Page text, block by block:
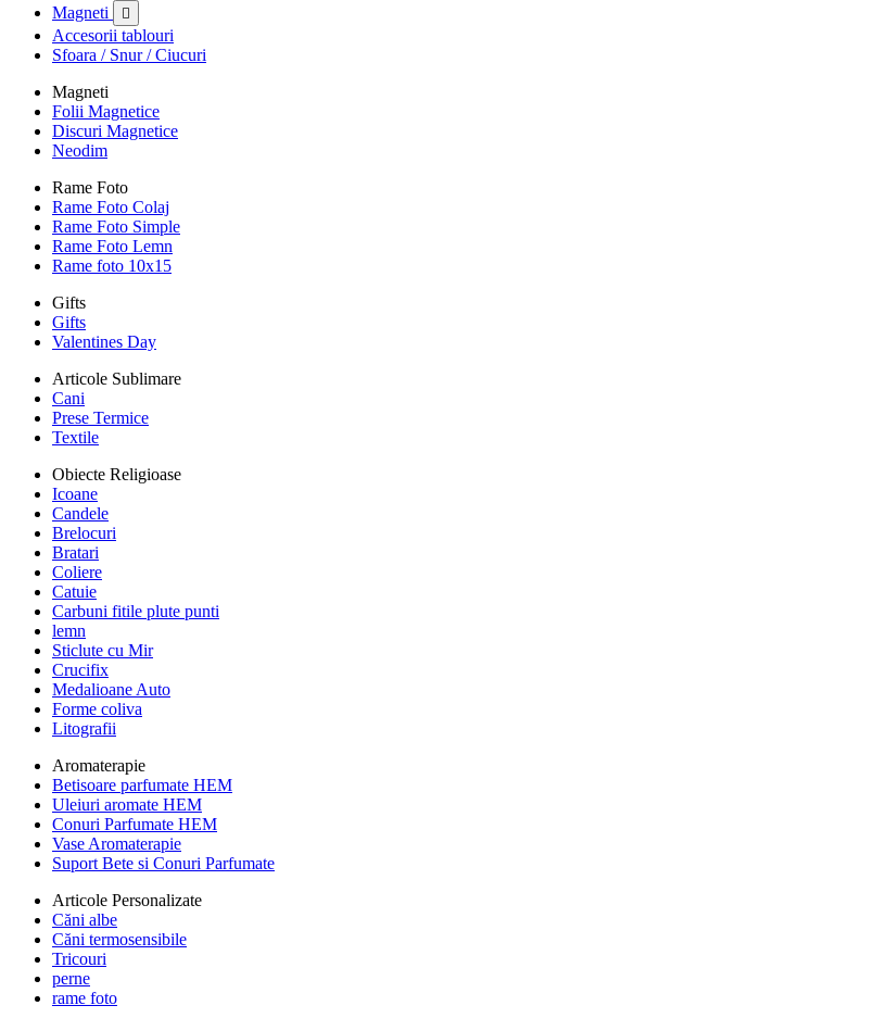
Magneti

Accesorii tablouri
Sfoara / Snur / Ciucuri
Magneti
Folii Magnetice
Discuri Magnetice
Neodim
Rame Foto
Rame Foto Colaj
Rame Foto Simple
Rame Foto Lemn
Rame foto 10x15
Gifts
Gifts
Valentines Day
Articole Sublimare
Cani
Prese Termice
Textile
Obiecte Religioase
Icoane
Candele
Brelocuri
Bratari
Coliere
Catuie
Carbuni fitile plute punti
lemn
Sticlute cu Mir
Crucifix
Medalioane Auto
Forme coliva
Litografii
Aromaterapie
Betisoare parfumate HEM
Uleiuri aromate HEM
Conuri Parfumate HEM
Vase Aromaterapie
Suport Bete si Conuri Parfumate
Articole Personalizate
Căni albe
Căni termosensibile
Tricouri
perne
rame foto